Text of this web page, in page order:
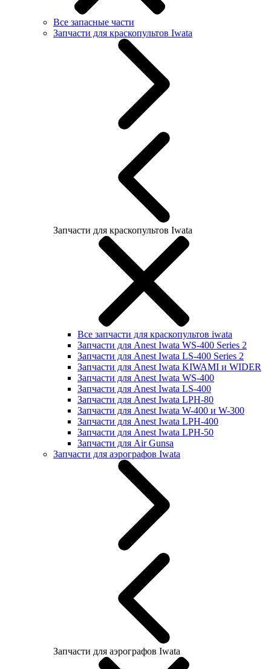
Все запасные части
Запчасти для краскопультов Iwata
Запчасти для краскопультов Iwata
Все запчасти для краскопультов iwata
Запчасти для Anest Iwata WS-400 Series 2
Запчасти для Anest Iwata LS-400 Series 2
Запчасти для Anest Iwata KIWAMI и WIDER
Запчасти для Anest Iwata WS-400
Запчасти для Anest Iwata LS-400
Запчасти для Anest Iwata LPH-80
Запчасти для Anest Iwata W-400 и W-300
Запчасти для Anest Iwata LPH-400
Запчасти для Anest Iwata LPH-50
Запчасти для Air Gunsa
Запчасти для аэрографов Iwata
Запчасти для аэрографов Iwata